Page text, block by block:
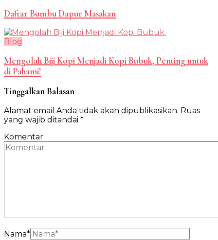
Daftar Bumbu Dapur Masakan
Blog
Mengolah Biji Kopi Menjadi Kopi Bubuk, Penting untuk
di Pahami!
Tinggalkan Balasan
Alamat email Anda tidak akan dipublikasikan. Ruas
yang wajib ditandai *
Komentar
Nama*